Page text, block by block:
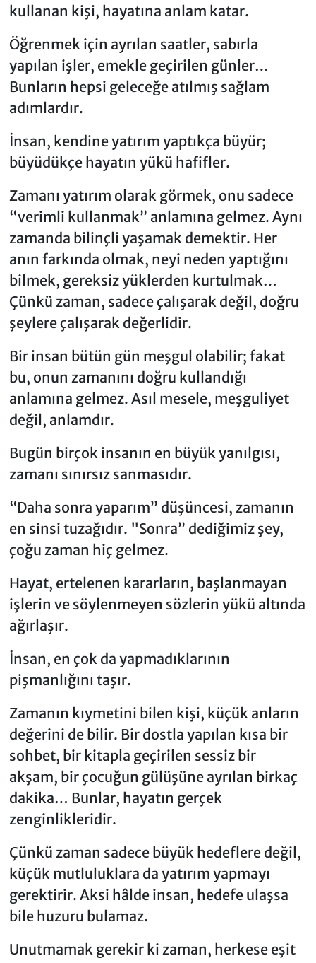
kullanan kişi, hayatına anlam katar.
Öğrenmek için ayrılan saatler, sabırla
yapılan işler, emekle geçirilen günler…
Bunların hepsi geleceğe atılmış sağlam
adımlardır.
İnsan, kendine yatırım yaptıkça büyür;
büyüdükçe hayatın yükü hafifler.
Zamanı yatırım olarak görmek, onu sadece
“verimli kullanmak” anlamına gelmez. Aynı
zamanda bilinçli yaşamak demektir. Her
anın farkında olmak, neyi neden yaptığını
bilmek, gereksiz yüklerden kurtulmak…
Çünkü zaman, sadece çalışarak değil, doğru
şeylere çalışarak değerlidir.
Bir insan bütün gün meşgul olabilir; fakat
bu, onun zamanını doğru kullandığı
anlamına gelmez. Asıl mesele, meşguliyet
değil, anlamdır.
Bugün birçok insanın en büyük yanılgısı,
zamanı sınırsız sanmasıdır.
“Daha sonra yaparım” düşüncesi, zamanın
en sinsi tuzağıdır. "Sonra” dediğimiz şey,
çoğu zaman hiç gelmez.
Hayat, ertelenen kararların, başlanmayan
işlerin ve söylenmeyen sözlerin yükü altında
ağırlaşır.
İnsan, en çok da yapmadıklarının
pişmanlığını taşır.
Zamanın kıymetini bilen kişi, küçük anların
değerini de bilir. Bir dostla yapılan kısa bir
sohbet, bir kitapla geçirilen sessiz bir
akşam, bir çocuğun gülüşüne ayrılan birkaç
dakika… Bunlar, hayatın gerçek
zenginlikleridir.
Çünkü zaman sadece büyük hedeflere değil,
küçük mutluluklara da yatırım yapmayı
gerektirir. Aksi hâlde insan, hedefe ulaşsa
bile huzuru bulamaz.
Unutmamak gerekir ki zaman, herkese eşit